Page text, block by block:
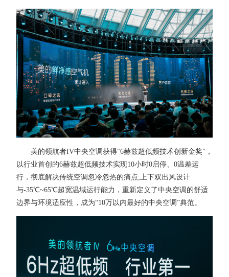
美的领航者IV中央空调获得"6赫兹超低频技术创新金奖"，
以行业首创的6赫兹超低频技术实现10小时0启停、0温差运
行，彻底解决传统空调忽冷忽热的痛点;上下双出风设计
与-35℃~65℃超宽温域运行能力，重新定义了中央空调的舒适
边界与环境适应性，成为“10万以内最好的中央空调”典范。